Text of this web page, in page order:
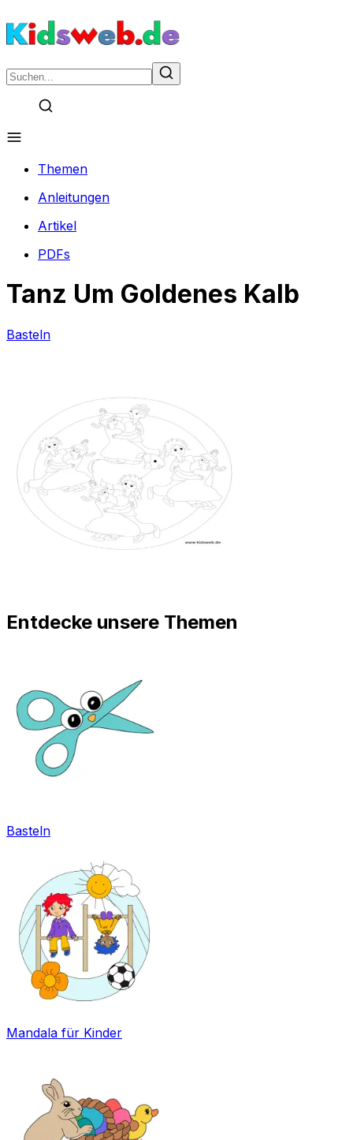
Themen
Anleitungen
Artikel
PDFs
Tanz Um Goldenes Kalb
Basteln
Entdecke unsere Themen
Basteln
Mandala für Kinder